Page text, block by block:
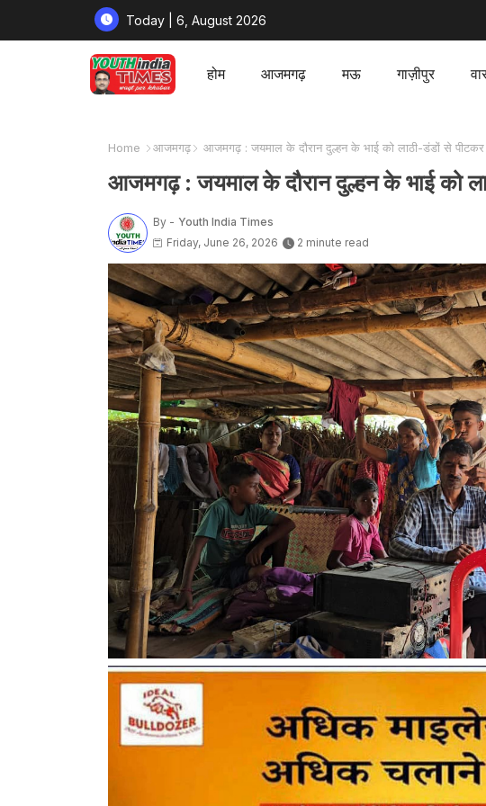
Today | 6, August 2026
होम आजमगढ़ मऊ गाज़ीपुर
Home आजमगढ़ आजमगढ़ : जयमाल के दौरान दुल्हन के भाई को लाठी-डंडों से पीटकर
आजमगढ़ : जयमाल के दौरान दुल्हन के भाई को
By - Youth India Times
Friday, June 26, 2026
2 minute read